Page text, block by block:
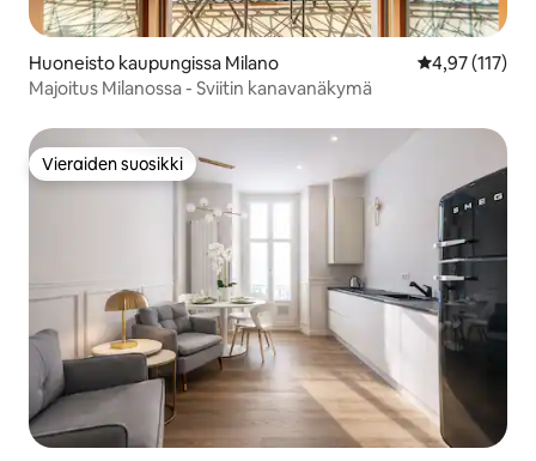
Huoneisto kaupungissa Milano
4,97 (117)
Majoitus Milanossa - Sviitin kanavanäkymä
Vieraiden suosikki
Vieraiden suosikki